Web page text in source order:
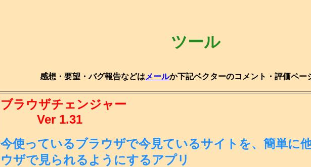
ツール
感想・要望・バグ報告などは メールか下記ベクターのコメント・評価ペー
ブラウザチェンジャー
Ver 1.31
今使っているブラウザで今見ているサイトを、簡単に
ウザで見られるようにするアプリ